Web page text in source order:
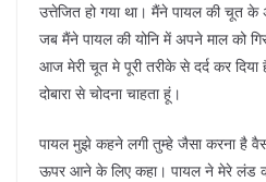
उत्तेजित हो गया था। मैंने पायल की चूत के
जब मैंने पायल की योनि में अपने माल को
आज मेरी चूत मे पूरी तरीके से दर्द कर
दोबारा से चोदना चाहता हूं।
पायल मुझे कहने लगी तुम्हे जैसा करना है
ऊपर आने के लिए कहा। पायल ने मेरे लंड